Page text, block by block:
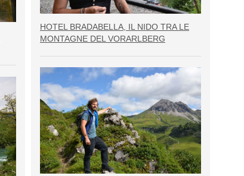
HOTEL BRADABELLA, IL NIDO TRA LE
MONTAGNE DEL VORARLBERG